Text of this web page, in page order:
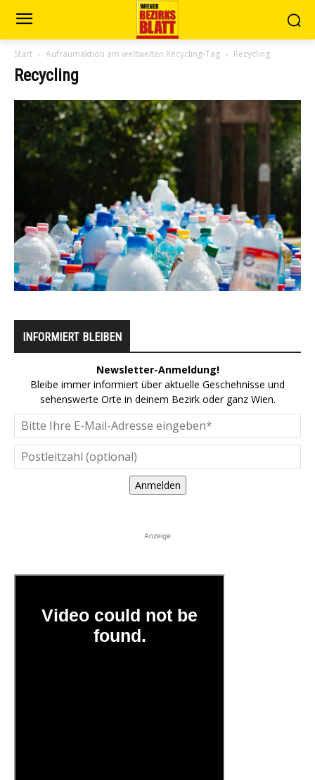
Start Aufräumaktion am weltweiten Recycling-Tag Recycling
Recycling
INFORMIERT BLEIBEN
Newsletter-Anmeldung!
Bleibe immer informiert über aktuelle Geschehnisse und
sehenswerte Orte in deinem Bezirk oder ganz Wien.
Anmelden
Anzeige